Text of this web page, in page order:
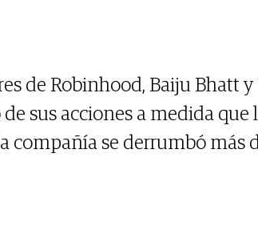
de Robinhood, Baiju Bhatt
de sus acciones a medida
compañía se derrumbó más